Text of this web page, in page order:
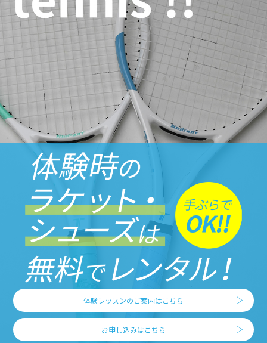
体験レッスンのご案内はこちら
お申し込みはこちら